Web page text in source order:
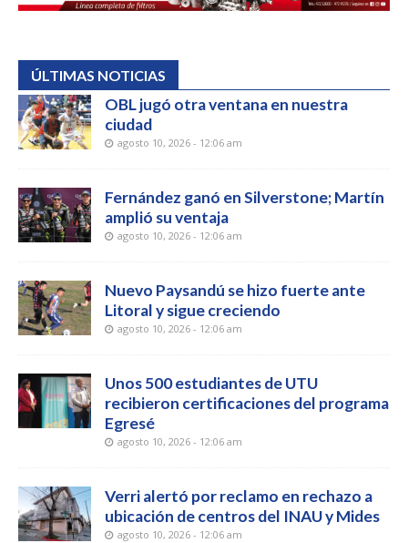
ÚLTIMAS NOTICIAS
OBL jugó otra ventana en nuestra
ciudad
agosto 10, 2026 - 12:06 am
Fernández ganó en Silverstone; Martín
amplió su ventaja
agosto 10, 2026 - 12:06 am
Nuevo Paysandú se hizo fuerte ante
Litoral y sigue creciendo
agosto 10, 2026 - 12:06 am
Unos 500 estudiantes de UTU
recibieron certificaciones del programa
Egresé
agosto 10, 2026 - 12:06 am
Verri alertó por reclamo en rechazo a
ubicación de centros del INAU y Mides
agosto 10, 2026 - 12:06 am